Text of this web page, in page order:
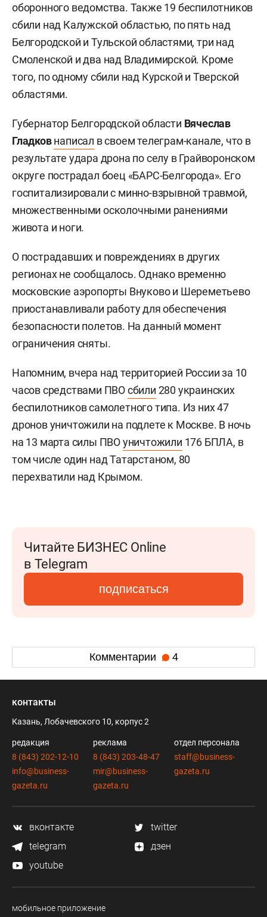
оборонного ведомства. Также 19 беспилотников
сбили над Калужской областью, по пять над
Белгородской и Тульской областями, три над
Смоленской и два над Владимирской. Кроме
того, по одному сбили над Курской и Тверской
областями.
Губернатор Белгородской области Вячеслав
Гладков написал в своем телеграм-канале, что в
результате удара дрона по селу в Грайворонском
округе пострадал боец «БАРС-Белгорода». Его
госпитализировали с минно-взрывной травмой,
множественными осколочными ранениями
живота и ноги.
О пострадавших и повреждениях в других
регионах не сообщалось. Однако временно
московские аэропорты Внуково и Шереметьево
приостанавливали работу для обеспечения
безопасности полетов. На данный момент
ограничения сняты.
Напомним, вчера над территорией России за 10
часов средствами ПВОсбили 280 украинских
беспилотников самолетного типа. Из них 47
дронов уничтожили на подлете к Москве. В ночь
на 13 марта силы ПВОуничтожили 176 БПЛА, в
том числе один над Татарстаном, 80
перехватили над Крымом.
Читайте БИЗНЕС Online
в Telegram
подписаться
Комментарии 4
контакты
Казань, Лобачевского 10, корпус 2
редакция
8 (843) 202-12-10
info@business-
gazeta.ru
реклама
8 (843) 203-48-47
mir@business-
gazeta.ru
отдел персонала
staff@business-
gazeta.ru
вконтакте
twitter
telegram
дзен
youtube
мобильное приложение